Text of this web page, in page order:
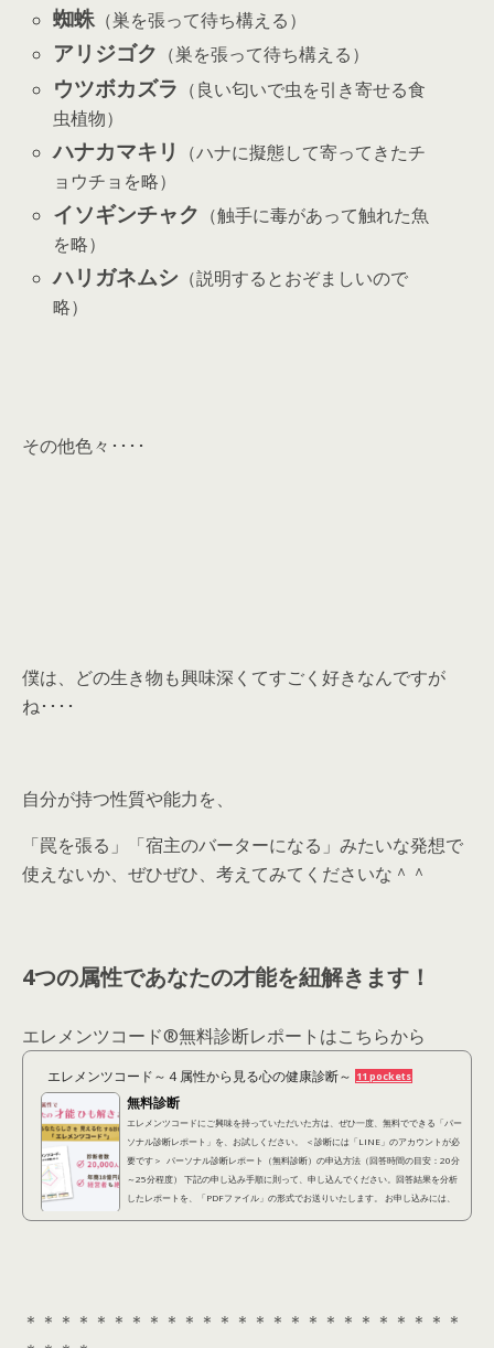
蜘蛛（巣を張って待ち構える）
アリジゴク （巣を張って待ち構える）
ウツボカズラ （良い匂いで虫を引き寄せる食
虫植物）
ハナカマキリ
（ハナに擬態して寄ってきたチ
ョウチョを略）
イソギンチャク （触手に毒があって触れた魚
を略）
ハリガネムシ （説明するとおぞましいので
略）
その他色々････
僕は、どの生き物も興味深くてすごく好きなんですが
ね････
自分が持つ性質や能力を、
「罠を張る」「宿主のバーターになる」みたいな発想で
使えないか、ぜひぜひ、考えてみてくださいな＾＾
4つの属性であなたの才能を紐解きます！
エレメンツコード®︎無料診断レポートはこちらから
エレメンツコード～４属性から見る心の健康診断～ 11 pockets
無料診断
エレメンツコードにご興味を持っていただいた方は、ぜひ一度、無料でできる「パー
ソナル診断レポート」を、お試しください。 ＜診断には「LINE」のアカウントが必
要です＞ パーソナル診断レポート（無料診断）の申込方法（回答時間の目安：20分
～25分程度） 下記の申し込み手順に則って、申し込んでください。回答結果を分析
したレポートを、「PDFファイル」の形式でお送りいたします。 お申し込みには、
＊＊＊＊＊＊＊＊＊＊＊＊＊＊＊＊＊＊＊＊＊＊＊＊＊